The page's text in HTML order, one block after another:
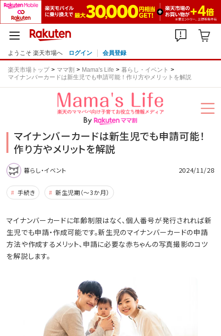
ようこそ 楽天市場へ ログイン 会員登録
楽天市場トップ ママ割 Mama's Life
暮らし・イベント
マイナンバーカードは新生児でも申請可能！作り方やメリットを解説
マイナンバーカードは新生児でも申請可能！
作り方やメリットを解説
暮らし・イベント 2024/11/28
手続き 新生児期（～3か月）
マイナンバーカードに年齢制限はなく、個人番号が発行されれば新
生児でも申請・作成可能です。新生児のマイナンバーカードの申請
方法や作成するメリット、申請に必要な赤ちゃんの写真撮影のコツ
を解説します。